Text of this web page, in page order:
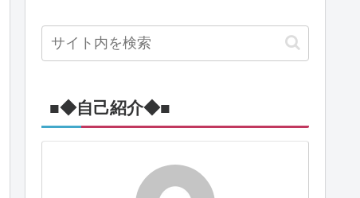
■◆自己紹介◆■